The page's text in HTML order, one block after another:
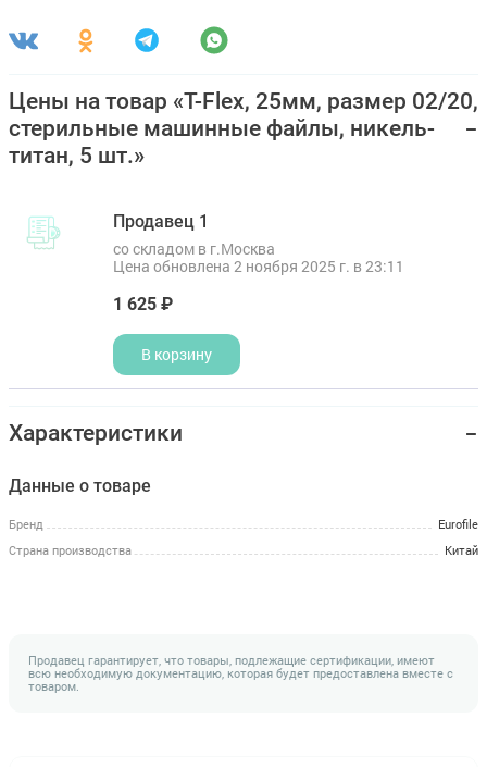
Цены на товар «T-Flex, 25мм, размер 02/20,
стерильные машинные файлы, никель-
титан, 5 шт.»
Продавец 1
со складом в г.Москва
Цена обновлена 2 ноября 2025 г. в 23:11
1 625 ₽
В корзину
Характеристики
Данные о товаре
Бренд
Eurofile
Страна производства
Китай
Продавец гарантирует, что товары, подлежащие сертификации, имеют
всю необходимую документацию, которая будет предоставлена вместе с
товаром.